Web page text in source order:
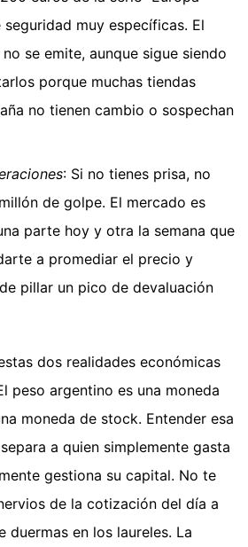
muy específicas. El
se emite, aunque sigue siendo
porque muchas tiendas
no tienen cambio o sospechan
: Si no tienes prisa, no
de golpe. El mercado es
parte hoy y otra la semana que
a promediar el precio y
pillar un pico de devaluación
dos realidades económicas
peso argentino es una moneda
moneda de stock. Entender esa
a quien simplemente gasta
gestiona su capital. No te
de la cotización del día a
en los laureles. La